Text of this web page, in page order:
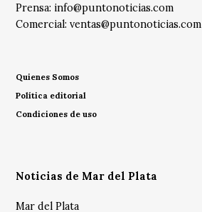
Prensa: info@puntonoticias.com
Comercial:ventas@puntonoticias.com
Quienes Somos
Política editorial
Condiciones de uso
Noticias de Mar del Plata
Mar del Plata